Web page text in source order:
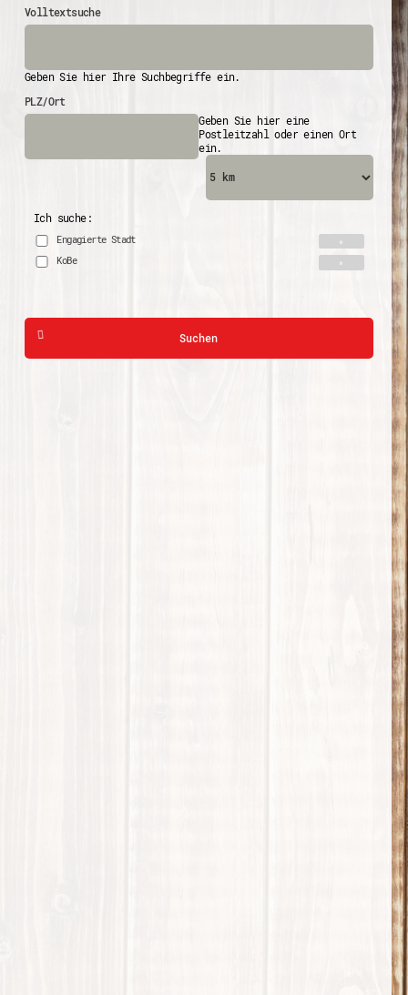
Volltextsuche
Geben Sie hier Ihre Suchbegriffe ein.
PLZ/Ort
Geben Sie hier eine
Postleitzahl oder einen Ort
ein.
Ich suche:
Engagierte Stadt
KoBe
Suchen